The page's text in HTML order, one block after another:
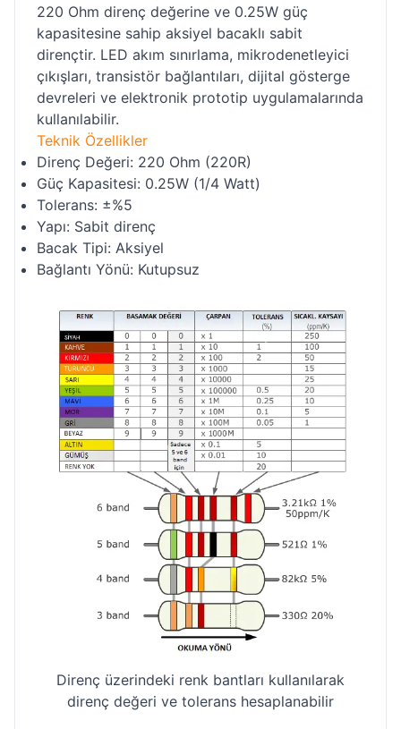
220 Ohm direnç değerine ve 0.25W güç
kapasitesine sahip aksiyel bacaklı sabit
dirençtir. LED akım sınırlama, mikrodenetleyici
çıkışları, transistör bağlantıları, dijital gösterge
devreleri ve elektronik prototip uygulamalarında
kullanılabilir.
Teknik Özellikler
Direnç Değeri: 220 Ohm (220R)
Güç Kapasitesi: 0.25W (1/4 Watt)
Tolerans: ±%5
Yapı: Sabit direnç
Bacak Tipi: Aksiyel
Bağlantı Yönü: Kutupsuz
Direnç üzerindeki renk bantları kullanılarak
direnç değeri ve tolerans hesaplanabilir